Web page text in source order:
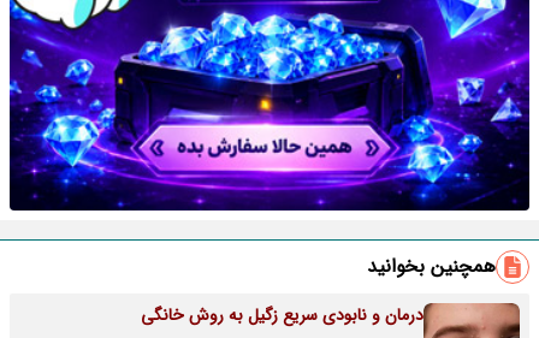
همچنین بخوانید
درمان و نابودی سریع زگیل به روش خانگی